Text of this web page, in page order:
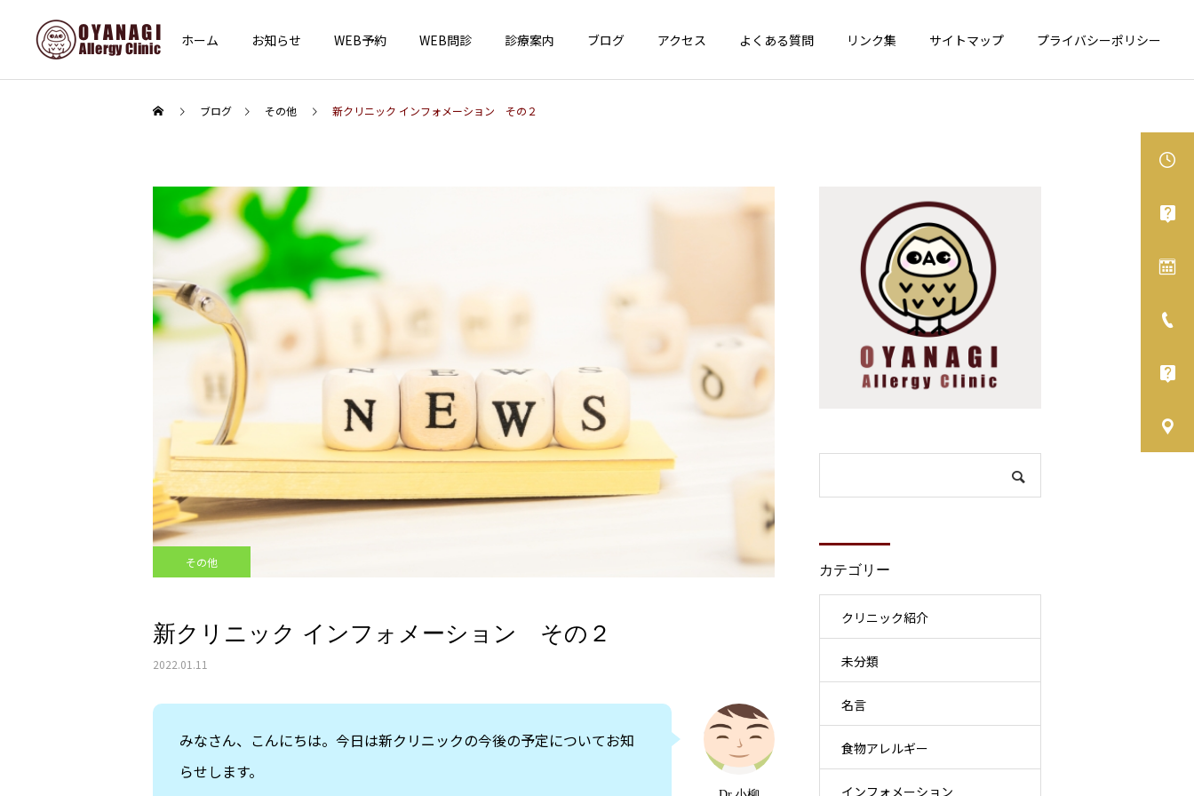
ホーム お知らせ WEB予約 WEB問診 診療案内 ブログ アクセス よくある質問 リンク集 サイトマップ プライバシーポリシー
その他
子宮頸がん予防接種（HPV
ワクチン）を開始します
増中！ お子さんのワクチン
食物アレルギー
カシューナッツが表示義務
舌下免疫療法、オススメで
ブログ その他 新クリニック インフォメーション その２
その他
新クリニック インフォメーション その２
2022.01.11
みなさん、こんにちは。今日は新クリニックの今後の予定についてお知
らせします。
カテゴリー
クリニック紹介
未分類
名言
食物アレルギー
インフォメーション